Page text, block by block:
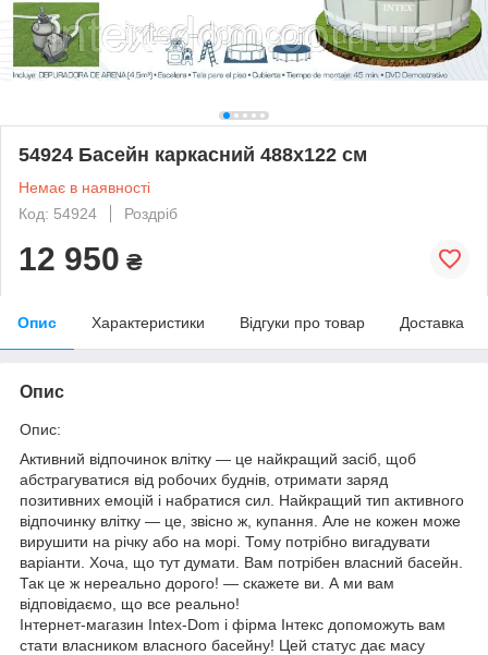
54924 Басейн каркасний 488х122 см
Немає в наявності
Код: 54924
Роздріб
12 950 ₴
Опис Характеристики Відгуки про товар Доставка
Опис
Опис:
Активний відпочинок влітку — це найкращий засіб, щоб
абстрагуватися від робочих буднів, отримати заряд
позитивних емоцій і набратися сил. Найкращий тип активного
відпочинку влітку — це, звісно ж, купання. Але не кожен може
вирушити на річку або на морі. Тому потрібно вигадувати
варіанти. Хоча, що тут думати. Вам потрібен власний басейн.
Так це ж нереально дорого! — скажете ви. А ми вам
відповідаємо, що все реально!
Інтернет-магазин Intex-Dom і фірма Інтекс допоможуть вам
стати власником власного басейну! Цей статус дає масу